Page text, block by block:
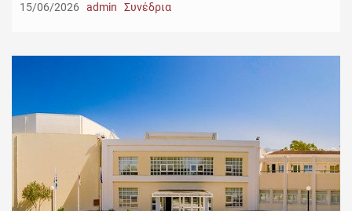
15/06/2026
admin Συνέδρια